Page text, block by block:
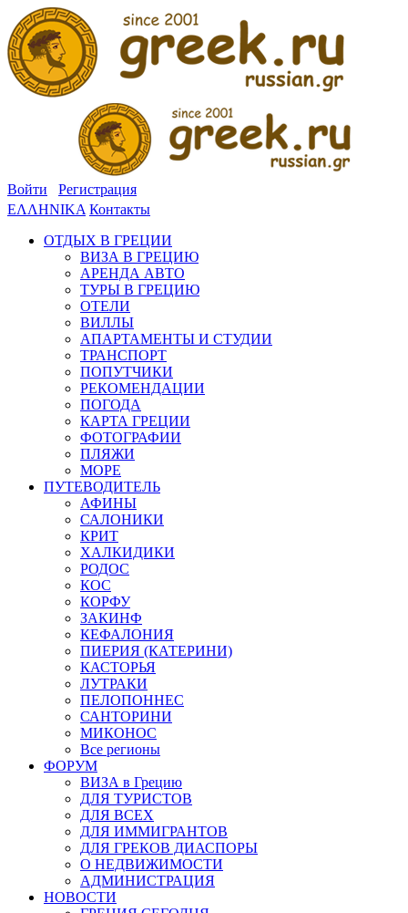
Войти
Регистрация
ΕΛΛΗΝΙΚΑ Контакты
ОТДЫХ В ГРЕЦИИ
ВИЗА В ГРЕЦИЮ
АРЕНДА АВТО
ТУРЫ В ГРЕЦИЮ
ОТЕЛИ
ВИЛЛЫ
АПАРТАМЕНТЫ И СТУДИИ
ТРАНСПОРТ
ПОПУТЧИКИ
РЕКОМЕНДАЦИИ
ПОГОДА
КАРТА ГРЕЦИИ
ФОТОГРАФИИ
ПЛЯЖИ
МОРЕ
ПУТЕВОДИТЕЛЬ
АФИНЫ
САЛОНИКИ
КРИТ
ХАЛКИДИКИ
РОДОС
КОС
КОРФУ
ЗАКИНФ
КЕФАЛОНИЯ
ПИЕРИЯ (КАТЕРИНИ)
КАСТОРЬЯ
ЛУТРАКИ
ПЕЛОПОННЕС
САНТОРИНИ
МИКОНОС
Все регионы
ФОРУМ
ВИЗА в Грецию
ДЛЯ ТУРИСТОВ
ДЛЯ ВСЕХ
ДЛЯ ИММИГРАНТОВ
ДЛЯ ГРЕКОВ ДИАСПОРЫ
О НЕДВИЖИМОСТИ
АДМИНИСТРАЦИЯ
НОВОСТИ